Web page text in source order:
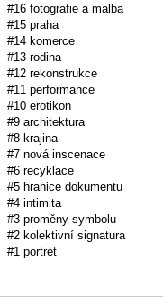
#16 fotografie a malba
#15 praha
#14 komerce
#13 rodina
#12 rekonstrukce
#11 performance
#10 erotikon
#9 architektura
#8 krajina
#7 nová inscenace
#6 recyklace
#5 hranice dokumentu
#4 intimita
#3 proměny symbolu
#2 kolektivní signatura
#1 portrét